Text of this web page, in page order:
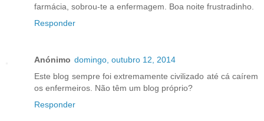
farmácia, sobrou-te a enfermagem. Boa noite frustradinho.
Responder
Anónimo domingo, outubro 12, 2014
Este blog sempre foi extremamente civilizado até cá caírem
os enfermeiros. Não têm um blog próprio?
Responder